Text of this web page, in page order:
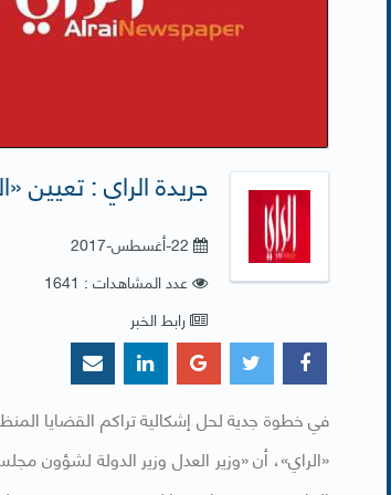
جريدة الراي : تعيين
22-أغسطس-2017
عدد المشاهدات : 1641
رابط الخبر
​في خطوة جدية لحل إشكالية تراكم القضايا
«الراي»، أن «وزير العدل وزير الدولة لشؤون